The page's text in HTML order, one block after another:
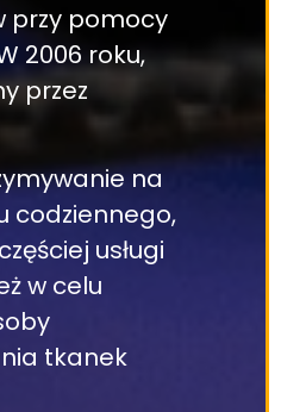
przy pomocy
2006 roku,
przez
na
codziennego,
usługi
w celu
tkanek